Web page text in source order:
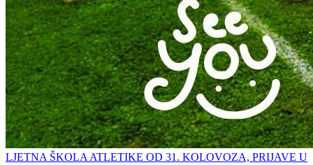
LJETNA ŠKOLA ATLETIKE OD 31. KOLOVOZA, PRIJAVE U